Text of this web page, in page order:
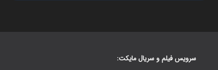
سرویس فیلم و سریال مایکت: